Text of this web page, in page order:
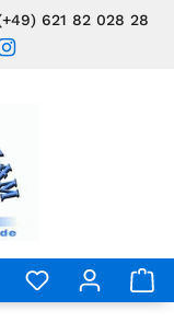
621 82 028 28